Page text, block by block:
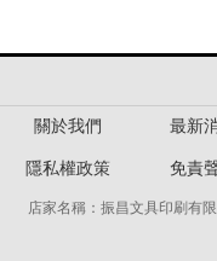
關於我們 最新
隱私權政策 免責
店家名稱：振昌文具印刷有